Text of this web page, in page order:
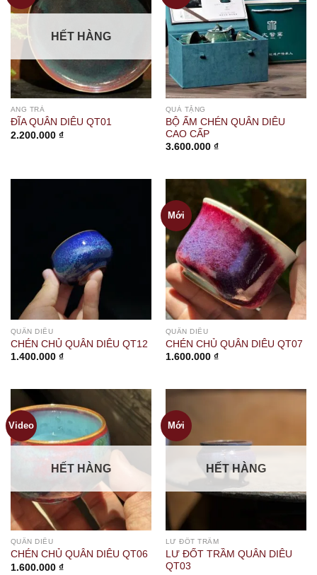
HẾT HÀNG
ANG TRÀ
ĐĨA QUÂN DIÊU QT01
2.200.000 ₫
QUÀ TẶNG
BỘ ẤM CHÉN QUÂN DIÊU
CAO CẤP
3.600.000 ₫
QUÂN DIÊU
CHÉN CHỦ QUÂN DIÊU QT12
1.400.000 ₫
Mới
QUÂN DIÊU
CHÉN CHỦ QUÂN DIÊU QT07
1.600.000 ₫
Video
HẾT HÀNG
QUÂN DIÊU
CHÉN CHỦ QUÂN DIÊU QT06
1.600.000 ₫
Mới
HẾT HÀNG
LƯ ĐỐT TRẦM
LƯ ĐỐT TRẦM QUÂN DIÊU
QT03